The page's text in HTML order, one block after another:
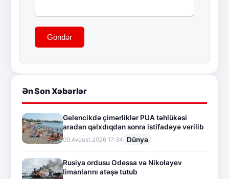
Göndər
Ən Son Xəbərlər
Gelencikdə çimərliklər PUA təhlükəsi
aradan qalxdıqdan sonra istifadəyə verilib
09.Avqust.2026 17:34 Dünya
Rusiya ordusu Odessa və Nikolayev
limanlarını atəşə tutub